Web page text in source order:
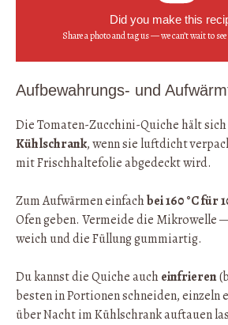
Did you make this
Share a photo and tag us — we can’t wait to see
Aufbewahrungs- und
Die Tomaten-Zucchini-Quiche hält sich
Kühlschrank, wenn sie luftdicht
mit Frischhaltefolie abgedeckt wird.
Zum Aufwärmen einfachbei 160 °C für
Ofen geben. Vermeide die Mikrowelle
weich und die Füllung gummiartig.
Du kannst die Quiche aucheinfrieren
besten in Portionen schneiden, einzeln
über Nacht im Kühlschrank auftauen